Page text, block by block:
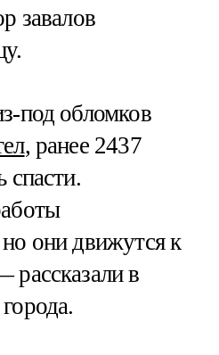
завалов
под обломков
, ранее 2437
спасти.
они движутся к
в